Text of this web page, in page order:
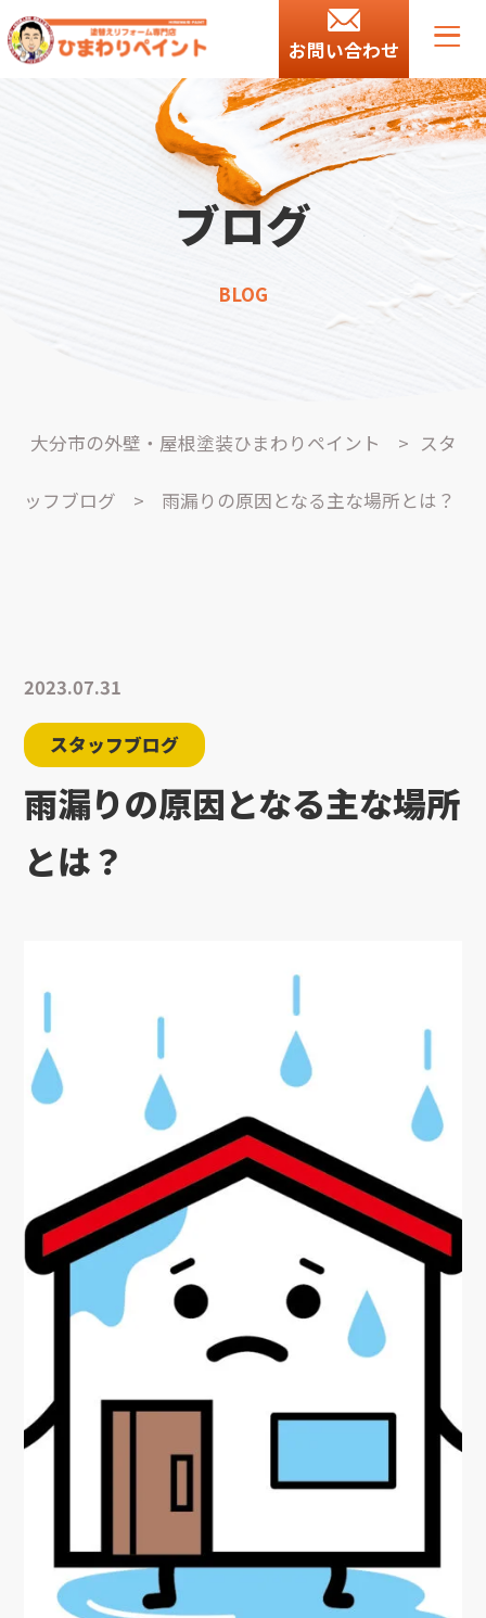
お問い合わせ
ブログ
BLOG
大分市の外壁・屋根塗装ひまわりペイント > スタ
ッフブログ > 雨漏りの原因となる主な場所とは？
2023.07.31
スタッフブログ
雨漏りの原因となる主な場所
とは？